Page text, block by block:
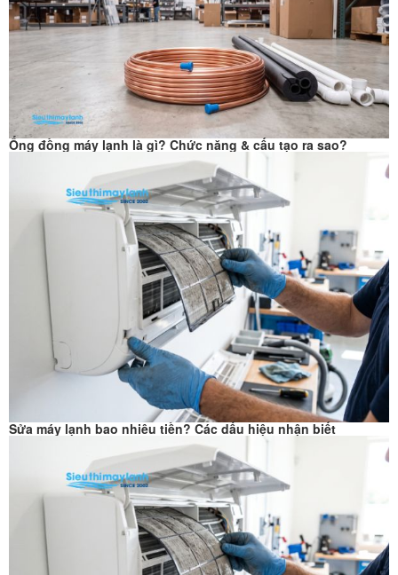
Ống đồng máy lạnh là gì? Chức năng & cấu tạo ra sao?
Sửa máy lạnh bao nhiêu tiền? Các dấu hiệu nhận biết